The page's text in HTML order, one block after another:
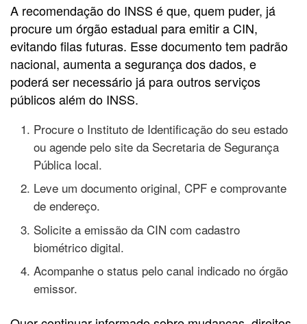
A recomendação do INSS é que, quem puder, já
procure um órgão estadual para emitir a CIN,
evitando filas futuras. Esse documento tem padrão
nacional, aumenta a segurança dos dados, e
poderá ser necessário já para outros serviços
públicos além do INSS.
Procure o Instituto de Identificação do seu estado
ou agende pelo site da Secretaria de Segurança
Pública local.
Leve um documento original, CPF e comprovante
de endereço.
Solicite a emissão da CIN com cadastro
biométrico digital.
Acompanhe o status pelo canal indicado no órgão
emissor.